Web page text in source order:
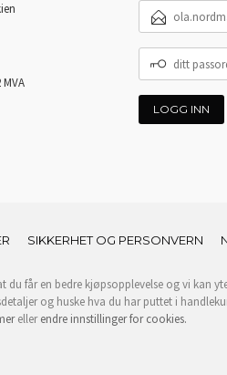
MVA
POSTADRESSE
PASSORD
SIKKERHET OG PERSONVERN
du får en bedre kjøpsopplevelse og vi kan
og huske hva du har puttet i
ellerendre innstillinger for cookies.